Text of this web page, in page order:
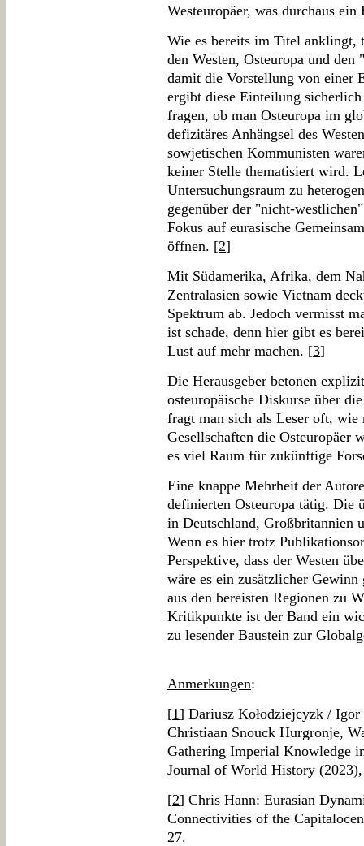
Westeuropäer, was durchaus ein
Wie es bereits im Titel
den Westen, Osteuropa und
damit die Vorstellung von einer
ergibt diese Einteilung
fragen, ob man Osteuropa im
defizitäres Anhängsel des
sowjetischen Kommunisten
keiner Stelle thematisiert wird.
Untersuchungsraum zu
gegenüber der "nicht-
Fokus auf eurasische
öffnen. [2]
Mit Südamerika, Afrika, dem
Zentralasien sowie Vietnam
Spektrum ab. Jedoch vermisst
ist schade, denn hier gibt es
Lust auf mehr machen. [3]
Die Herausgeber betonen
osteuropäische Diskurse über
fragt man sich als Leser oft, wie
Gesellschaften die Osteuropäer
es viel Raum für zukünftige
Eine knappe Mehrheit der
definierten Osteuropa tätig. Die
in Deutschland, Großbritannien
Wenn es hier trotz
Perspektive, dass der Westen
wäre es ein zusätzlicher Gewinn
aus den bereisten Regionen zu
Kritikpunkte ist der Band ein
zu lesender Baustein zur
Anmerkungen:
[1] Dariusz Kołodziejcyzk /
Christiaan Snouck Hurgronje,
Gathering Imperial Knowledge
Journal of World History
[2] Chris Hann: Eurasian
Connectivities of the
27.